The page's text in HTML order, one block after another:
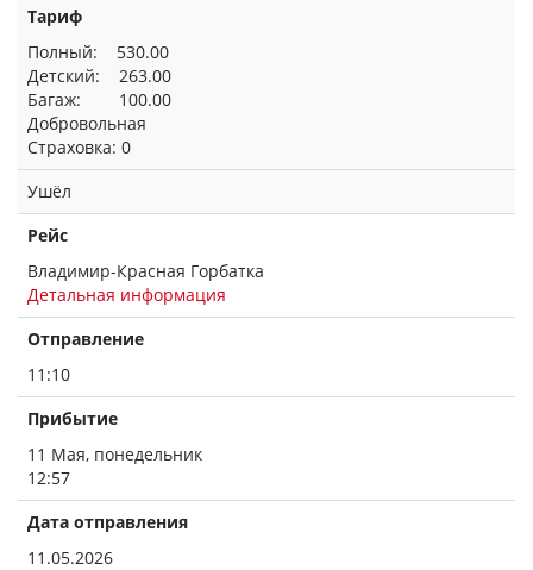
Тариф
Полный: 530.00
Детский: 263.00
Багаж: 100.00
Добровольная
Страховка: 0
Ушёл
Рейс
Владимир-Красная Горбатка
Детальная информация
Отправление
11:10
Прибытие
11 Мая, понедельник
12:57
Дата отправления
11.05.2026